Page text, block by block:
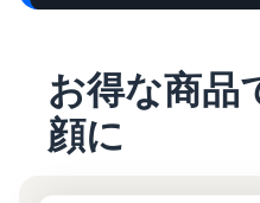
お得な商品
顔に